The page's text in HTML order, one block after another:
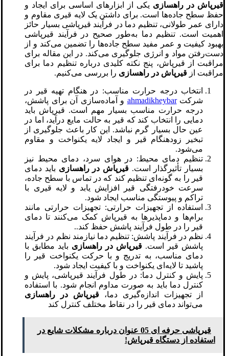
قیرپاش در راهسازی یکی از ابزارهای اساسی برای ایجاد و
حفظ سطح جاده‌ها است. برای داشتن یک لایه قیری مقاوم و
دارای عمر طولانی، تنظیم دما در فرآیند قیرپاشی بسیار حائز
اهمیت است. تنظیم دما به‌طور صحیح در فرآیند قیرپاشی
بهبود کیفیت و عمر مفید سطح جاده‌ها را تضمین می‌کند و از
دست‌رفتن مواد و انرژی جلوگیری می‌کند. در این مقاله برای
مراقبت از قیرپاش، پنج نکته کلیدی درباره تنظیم دما برای
مراقبت از قیرپاش در راهسازی را بررسی می‌کنیم.
انتخاب درجه حرارت مناسب: در هنگام تهیه قیر در
شرکتahmadikheybar و آماده‌سازی آن برای پاشش،
درجه حرارت مناسب بسیار مهم است. قیرپاش باید
دمایی را انتخاب کند که قیر به حالت مایع درآید، اما در
عین حال بسیار گرم نباشد. این کار باعث جلوگیری از
تبخیر زودهنگام قیر و ایجاد لایه یکنواخت و مقاوم
می‌شود.
تنظیم دمای محیط: در هوای سرد، دمای محیط نیز
بسیار تأثیرگذار است.قیرپاش در راهسازی باید دمای
قیر را به گونه‌ای تنظیم کند که در تماس با سطح جاده،
سرعت خودرفتگی قیر افزایش یابد و لایه قیری با
تراکم و پیوستگی مناسب ایجاد شود.
استفاده از تجهیزات حرارتی: تجهیزات حرارتی مانند
برام‌ها و دماپذیرها به قیرپاش کمک می‌کنند تا دمای
قیر را در طول فرآیند پاشش حفظ کند..
نظم در فرآیند پاشش: تنظیم دما نیازمند نظم در فرآیند
پاشش قیر است. قیرپاش در راهسازی باید مطابق با
دمای مناسب، به تدریج و با حرکت یکنواخت قیر را
پاشید تا لایه‌ای یکنواخت و با کیفیت ایجاد شود.
پایش و کنترل دما: در طول فرآیند قیرپاشی، پایش و
کنترل دما باید به صورت مداوم انجام شود. با استفاده
از تجهیزات اندازه‌گیری دما، قیرپاش در راهسازی
می‌تواند دمای قیر را در نقاط مختلف کنترل کند
قیرپاشی حرفه ای 05 عنوان درباره مشکلات شایع در
استفاده از دستگاه قیرپاش!